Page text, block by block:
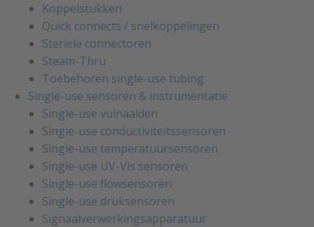
Koppelstukken
Quick connects / snelkoppelingen
Steriele connectoren
Steam-Thru
Toebehoren single-use tubing
Single-use sensoren & instrumentatie
Single-use vulnaalden
Single-use conductiviteitssensoren
Single-use temperatuursensoren
Single-use UV-Vis sensoren
Single-use flowsensoren
Single-use druksensoren
Signaalverwerkingsapparatuur